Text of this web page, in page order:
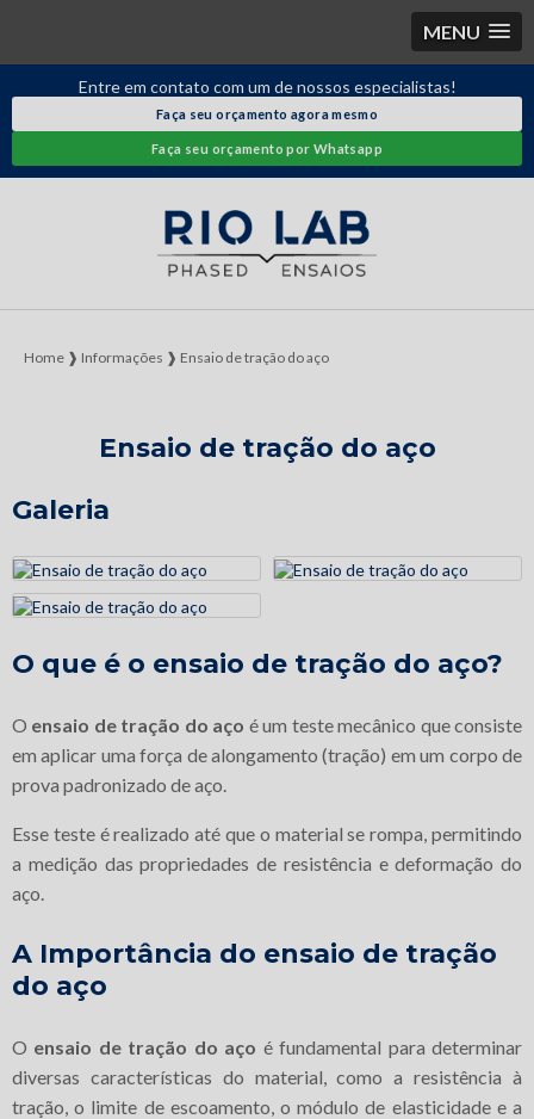
MENU
Entre em contato com um de nossos especialistas!
Faça seu orçamento agora mesmo
Faça seu orçamento por Whatsapp
Home ❱ Informações ❱ Ensaio de tração do aço
Ensaio de tração do aço
Galeria
O que é o ensaio de tração do aço?
O ensaio de tração do aço é um teste mecânico que consiste
em aplicar uma força de alongamento (tração) em um corpo de
prova padronizado de aço.
Esse teste é realizado até que o material se rompa, permitindo
a medição das propriedades de resistência e deformação do
aço.
A Importância do ensaio de tração
do aço
O ensaio de tração do aço é fundamental para determinar
diversas características do material, como a resistência à
tração, o limite de escoamento, o módulo de elasticidade e a